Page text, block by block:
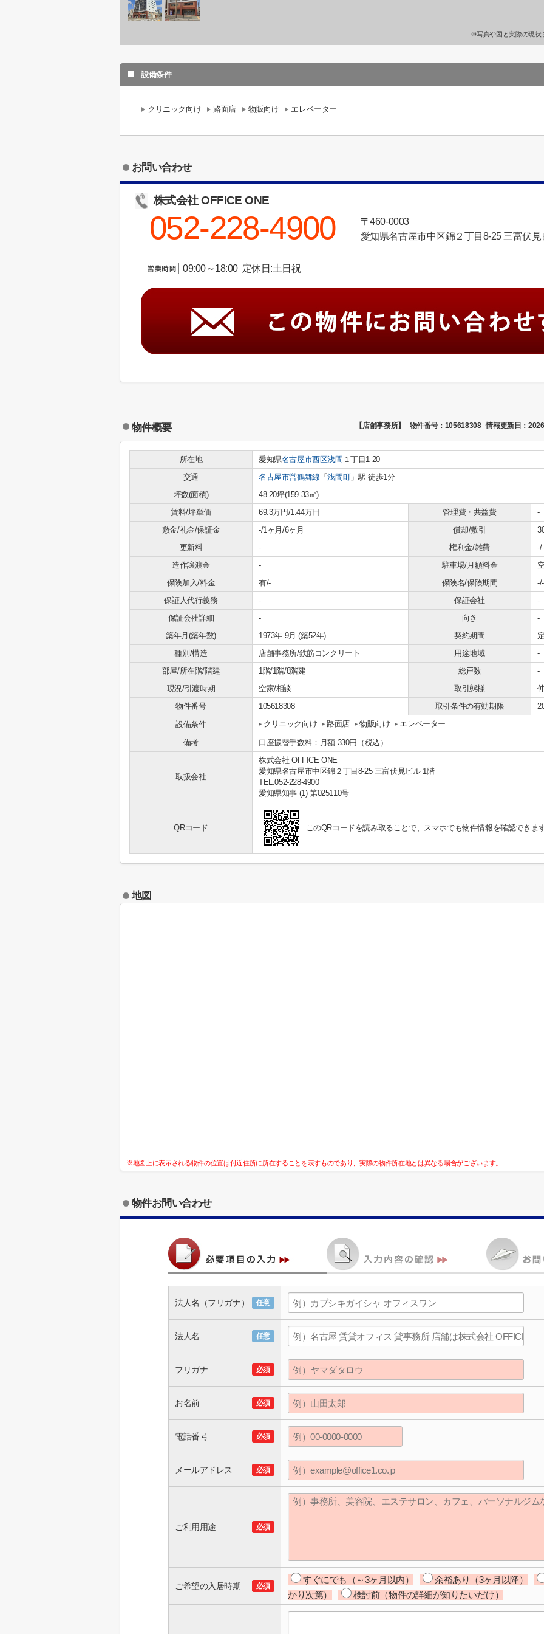
※写真や図と実際の現状
設備条件
クリニック向け 路面店 物販向け エレベーター
お問い合わせ
株式会社 OFFICE ONE
052-228-4900
〒460-0003
愛知県名古屋市中区錦２丁目8-25 三富伏見
09:00～18:00 定休日:土日祝
物件概要 【店舗事務所】 物件番号：105618308 情報更新日：
所在地 愛知県名古屋市西区浅間 １丁目1-20
交通
名古屋市営鶴舞線 「浅間町」駅 徒歩1分
坪数(面積)
48.20坪(159.33㎡)
賃料/坪単価
69.3万円/1.44万円 管理費・共益費
-
敷金/礼金/保証金
-/1ヶ月/6ヶ月 償却/敷引
更新料
- 権利金/雑費
-/-
造作譲渡金
- 駐車場/月額料金
保険加入/料金
有/- 保険名/保険期間
-/-
保証人代行義務
- 保証会社
-
保証会社詳細
- 向き
-
築年月(築年数)
1973年 9月 (築52年) 契約期間
種別/構造
店舗事務所/鉄筋コンクリート 用途地域
-
部屋/所在階/階建
1階/1階/8階建 総戸数
-
現況/引渡時期
空家/相談 取引態様
物件番号
105618308 取引条件の有効期限
設備条件
クリニック向け 路面店 物販向け エレベーター
備考 口座振替手数料：月額 330円（税込）
取扱会社
株式会社 OFFICE ONE
愛知県名古屋市中区錦２丁目8-25 三富伏見ビル 1階
TEL:052-228-4900
愛知県知事 (1) 第025110号
QRコード このQRコードを読み取ることで、スマホでも物件情報を確認できま
地図
※地図上に表示される物件の位置は付近住所に所在することを表すものであり、実際の物件所在地とは異なる場合がございます。
物件お問い合わせ
法人名（フリガナ） 任意
法人名 任意
フリガナ 必須
お名前 必須
電話番号 必須
メールアドレス 必須
ご利用用途 必須
ご希望の入居時期 必須
すぐにでも（～3ヶ月以内）
余裕あり（3ヶ月以降）
かり次第）
検討前（物件の詳細が知りたいだけ）